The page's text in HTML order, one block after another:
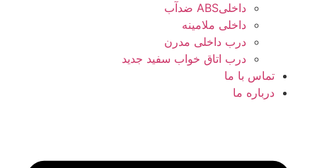
داخلیABS ضدآب
داخلی ملامینه
درب داخلی مدرن
درب اتاق خواب سفید جدید
تماس با ما
درباره ما